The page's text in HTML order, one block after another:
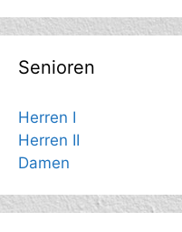
Senioren
Herren I
Herren II
Damen